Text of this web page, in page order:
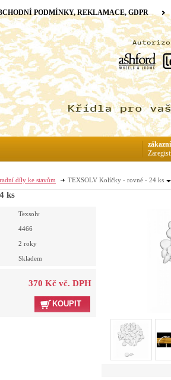
díly ke stavům TEXSOLV Kolíčky - rovné - 24 ks
ks
Texsolv
4466
2 roky
Skladem
370 Kč vč. DPH
KOUPIT
PODMÍNKY, REKLAMACE, GDPR